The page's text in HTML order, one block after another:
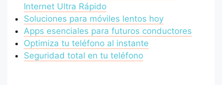
Internet Ultra Rápido
Soluciones para móviles lentos hoy
Apps esenciales para futuros conductores
Optimiza tu teléfono al instante
Seguridad total en tu teléfono